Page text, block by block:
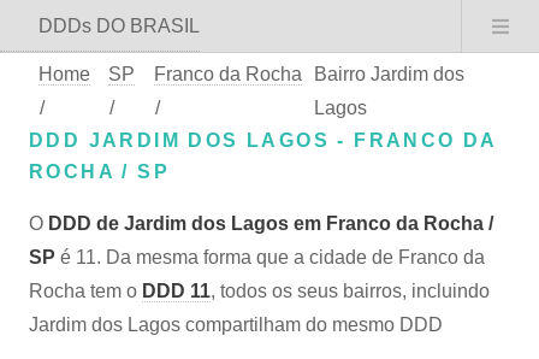
DDDs DO BRASIL
Home
/
SP
/
Franco da Rocha
/
Bairro Jardim dos
Lagos
DDD JARDIM DOS LAGOS - FRANCO DA
ROCHA / SP
O DDD de Jardim dos Lagos em Franco da Rocha /
SP é 11. Da mesma forma que a cidade de Franco da
Rocha tem o DDD 11, todos os seus bairros, incluindo
Jardim dos Lagos compartilham do mesmo DDD